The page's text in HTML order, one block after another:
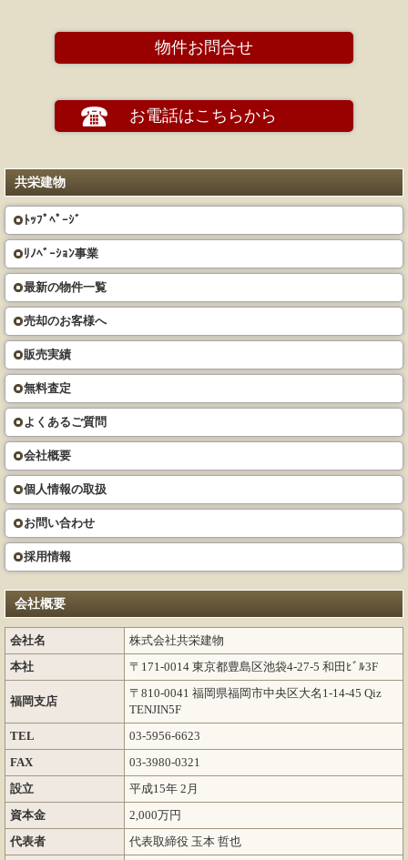
物件お問合せ
お電話はこちらから
共栄建物
ﾄｯﾌﾟﾍﾟｰｼﾞ
ﾘﾉﾍﾞｰｼｮﾝ事業
最新の物件一覧
売却のお客様へ
販売実績
無料査定
よくあるご質問
会社概要
個人情報の取扱
お問い合わせ
採用情報
会社概要
会社名
株式会社共栄建物
本社
〒171-0014 東京都豊島区池袋4-27-5 和田ﾋﾞﾙ3F
福岡支店
〒810-0041 福岡県福岡市中央区大名1-14-45 Qiz
TENJIN5F
TEL
03-5956-6623
FAX
03-3980-0321
設立
平成15年 2月
資本金
2,000万円
代表者
代表取締役 玉本 哲也